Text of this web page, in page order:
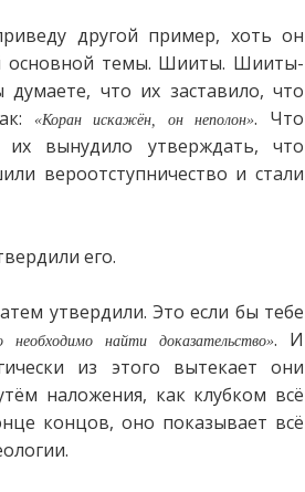
другой пример, хоть он
основной темы. Шииты. Шииты-
что их заставило, что
«Коран искажён, он неполон». Что
вынудило утверждать, что
вероотступничество и стали
его.
утвердили. Это если бы тебе
найти доказательство». И
из этого вытекает они
наложения, как клубком всё
концов, оно показывает всё